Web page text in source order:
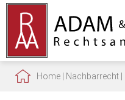
Home Nachbarrecht